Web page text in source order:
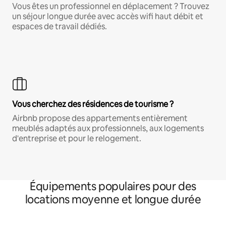
Vous êtes un professionnel en déplacement ? Trouvez
un séjour longue durée avec accès wifi haut débit et
espaces de travail dédiés.
Vous cherchez des résidences de tourisme ?
Airbnb propose des appartements entièrement
meublés adaptés aux professionnels, aux logements
d'entreprise et pour le relogement.
Équipements populaires pour des
locations moyenne et longue durée